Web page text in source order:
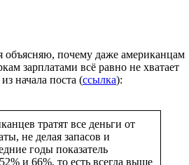
почему даже американцам
зарплатами всё равно не хватает
начала поста (ссылка):
тратят все деньги от
не делая запасов и
годы показатель
и 66%, то есть всегда выше